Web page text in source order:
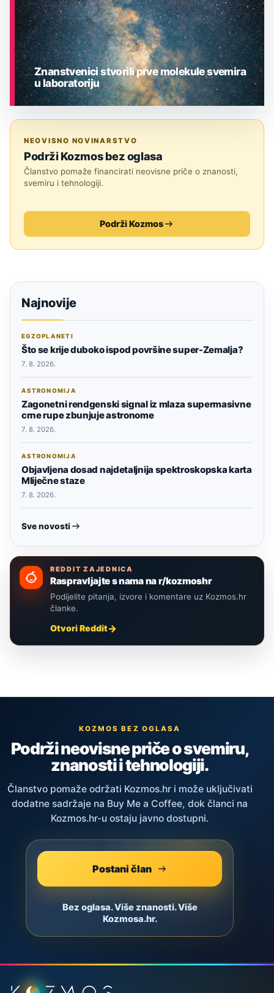
Znanstvenici stvorili prve molekule svemira
u laboratoriju
NEOVISNO NOVINARSTVO
Podrži Kozmos bez oglasa
Članstvo pomaže financirati neovisne priče o znanosti,
svemiru i tehnologiji.
Podrži Kozmos
Najnovije
EGZOPLANETI
Što se krije duboko ispod površine super-Zemalja?
7. 8. 2026.
ASTRONOMIJA
Zagonetni rendgenski signal iz mlaza supermasivne
crne rupe zbunjuje astronome
7. 8. 2026.
ASTRONOMIJA
Objavljena dosad najdetaljnija spektroskopska karta
Mliječne staze
7. 8. 2026.
Sve novosti
REDDIT ZAJEDNICA
Raspravljajte s nama na r/kozmoshr
Podijelite pitanja, izvore i komentare uz Kozmos.hr
članke.
Otvori Reddit
KOZMOS BEZ OGLASA
Podrži neovisne priče o svemiru,
znanosti i tehnologiji.
Članstvo pomaže održati Kozmos.hr i može uključivati
dodatne sadržaje na Buy Me a Coffee, dok članci na
Kozmos.hr-u ostaju javno dostupni.
Postani član
Bez oglasa. Više znanosti. Više
Kozmosa.hr.